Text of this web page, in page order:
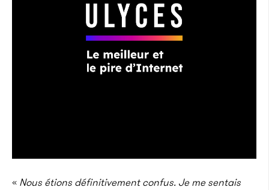
« Nous étions définitivement confus. Je me sentais